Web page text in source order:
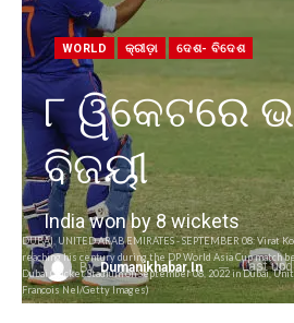
WORLD କ୍ରୀଡ଼ା ଦେଶ- ବିଦେଶ
୮ ୱିକେଟରେ
ବିଜୟୀ
India won by 8 wickets
ByDumanikhabar.in Last
DUBAI, UNITED ARAB EMIRATES - SEPTEMBER 08: Virat
reaching his century during the DP World Asia Cup match
Dubai Cricket Stadium on September 08, 2022 in Dubai,
Francois Nel/Getty Images)